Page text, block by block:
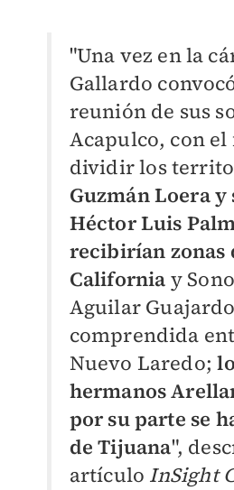
"Una vez en la
Gallardo
reunión de sus
Acapulco, con
dividir los
Guzmán Loera y
Héctor Luis
recibirían zonas
California y
Aguilar
comprendida
Nuevo Laredo;
hermanos
por su parte se
de Tijuana",
artículo InSight